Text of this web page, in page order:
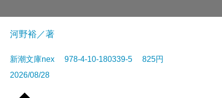
河野裕／著
新潮文庫nex 978-4-10-180339-5 825円
2026/08/28